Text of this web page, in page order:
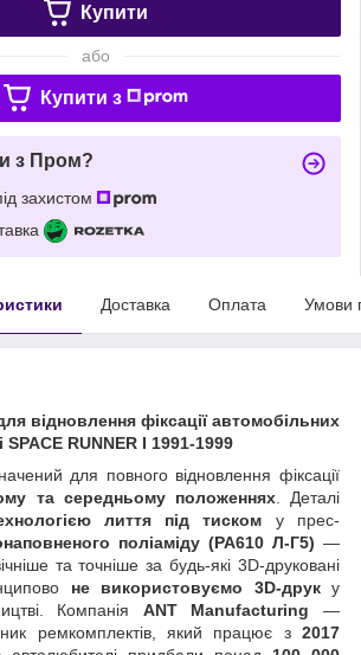
Купити
або
Купити з
з Пром?
захистом
Доставка Оплата Умови
відновлення фіксації автомобільних
RUNNER I 1991-1999
для повного відновлення фіксації
та середньому положеннях. Деталі
лиття під тиском у прес-
поліаміду (PA610 Л-Г5) —
та точніше за будь-які 3D-друковані
не використовуємо 3D-друку
Компанія ANT Manufacturing —
ремкомплектів, який працює з 2017